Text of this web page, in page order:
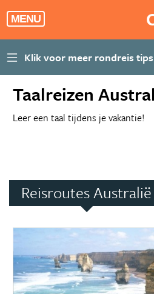
MENU
Taalreizen
Leer een taal tijdens je vakantie!
Reisroutes Australië